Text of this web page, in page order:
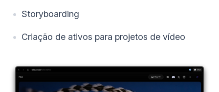
Storyboarding
Criação de ativos para projetos de vídeo